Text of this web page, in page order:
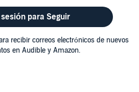
para Seguir
recibir correos electrónicos de nuevos
en Audible y Amazon.